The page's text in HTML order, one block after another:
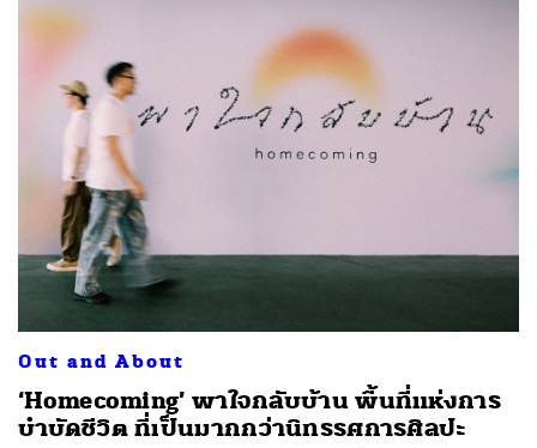
Out and About
‘Homecoming’ พาใจกลับบ้าน พื้นที่แห่งการ
บำบัดชีวิต ที่เป็นมากกว่านิทรรศการศิลปะ